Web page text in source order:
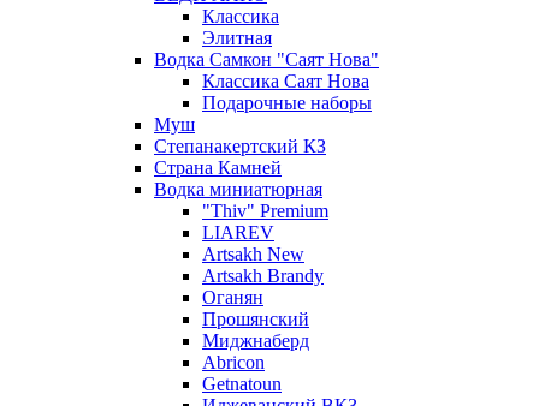
Классика
Элитная
Водка Самкон "Саят Нова"
Классика Саят Нова
Подарочные наборы
Муш
Степанакертский КЗ
Страна Камней
Водка миниатюрная
"Thiv" Premium
LIAREV
Artsakh New
Artsakh Brandy
Оганян
Прошянский
Миджнаберд
Abricon
Getnatoun